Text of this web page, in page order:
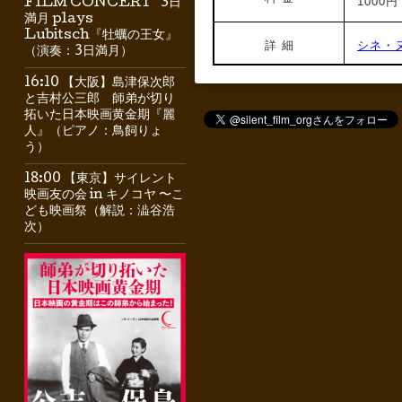
詳 細 シネ・
FILM CONCERT” 3日
満月 plays
Lubitsch『牡蠣の王女』
（演奏：3日満月）
16:10 【大阪】島津保次郎
と吉村公三郎 師弟が切り
拓いた日本映画黄金期『麗
人』（ピアノ：鳥飼りょ
う）
18:00 【東京】サイレント
映画友の会 in キノコヤ 〜こ
ども映画祭（解説：澁谷浩
次）